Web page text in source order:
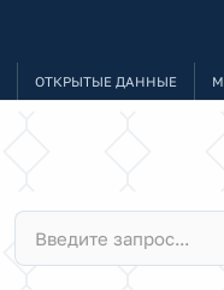
ОТКРЫТЫЕ ДАННЫЕ